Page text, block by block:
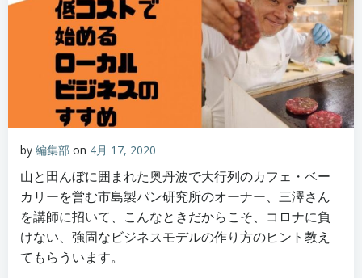
by 編集部 on 4月 17, 2020
山と田んぼに囲まれた奥丹波で大行列のカフェ・ベー
カリーを営む市島製パン研究所のオーナー、三澤さん
を講師に招いて、こんなときだからこそ、コロナに負
けない、強固なビジネスモデルの作り方のヒント教え
てもらういます。